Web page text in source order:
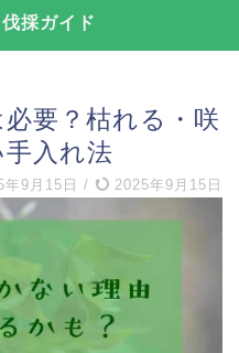
採ガイド
要？枯れる・咲
入れ法
年9月15日 / 2025年9月15日